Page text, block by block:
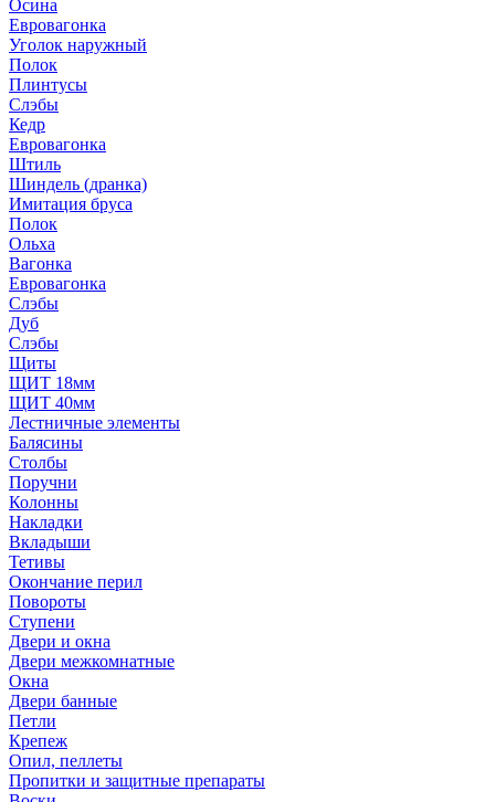
Осина
Евровагонка
Уголок наружный
Полок
Плинтусы
Слэбы
Кедр
Евровагонка
Штиль
Шиндель (дранка)
Имитация бруса
Полок
Ольха
Вагонка
Евровагонка
Слэбы
Дуб
Слэбы
Щиты
ЩИТ 18мм
ЩИТ 40мм
Лестничные элементы
Балясины
Столбы
Поручни
Колонны
Накладки
Вкладыши
Тетивы
Окончание перил
Повороты
Ступени
Двери и окна
Двери межкомнатные
Окна
Двери банные
Петли
Крепеж
Опил, пеллеты
Пропитки и защитные препараты